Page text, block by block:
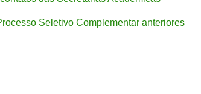
Seletivo Complementar anteriores